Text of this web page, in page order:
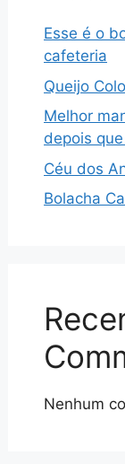
Esse é o
cafeteria
Queijo
Melhor
depois
Céu dos
Bolacha
Nenhum